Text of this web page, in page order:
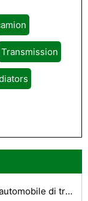
Transmission
Discussione Su Internazionale dell'automobile di trasporto per l'Australia